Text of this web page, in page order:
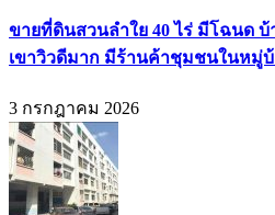
ขายที่ดินสวนลำใย 40 ไร่ มีโฉนด
เขาวิวดีมาก มีร้านค้าชุมชนในหมู่บ้
3 กรกฎาคม 2026